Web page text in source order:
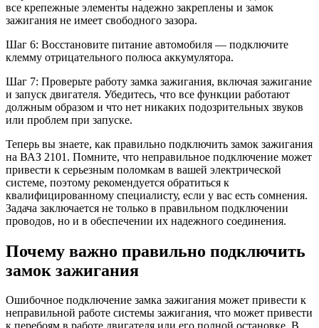
все крепежные элементы надежно закреплены и замок
зажигания не имеет свободного зазора.
Шаг 6: Восстановите питание автомобиля — подключите
клемму отрицательного полюса аккумулятора.
Шаг 7: Проверьте работу замка зажигания, включая зажигание
и запуск двигателя. Убедитесь, что все функции работают
должным образом и что нет никаких подозрительных звуков
или проблем при запуске.
Теперь вы знаете, как правильно подключить замок зажигания
на ВАЗ 2101. Помните, что неправильное подключение может
привести к серьезным поломкам в вашей электрической
системе, поэтому рекомендуется обратиться к
квалифицированному специалисту, если у вас есть сомнения.
Задача заключается не только в правильном подключении
проводов, но и в обеспечении их надежного соединения.
Почему важно правильно подключить
замок зажигания
Ошибочное подключение замка зажигания может привести к
неправильной работе системы зажигания, что может привести